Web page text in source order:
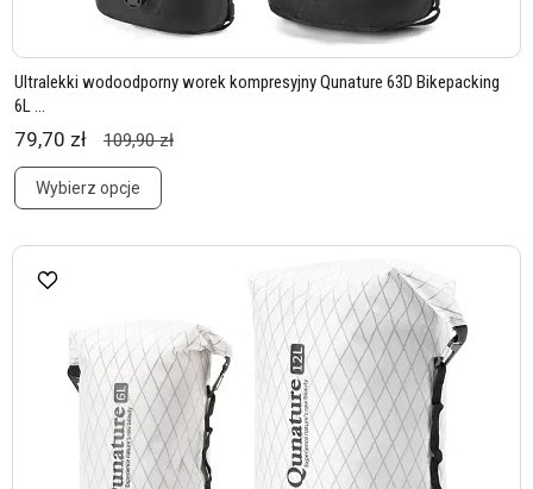
Ultralekki wodoodporny worek kompresyjny Qunature 63D Bikepacking
6L ...
79,70 zł 109,90 zł
Wybierz opcje